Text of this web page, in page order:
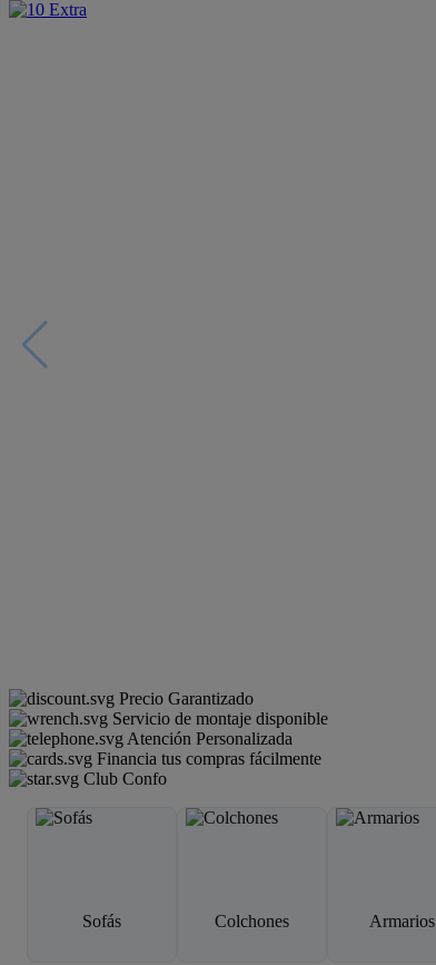
Precio Garantizado
Servicio de montaje disponible
Atención Personalizada
Financia tus compras fácilmente
Club Confo
Sofás Colchones Armarios